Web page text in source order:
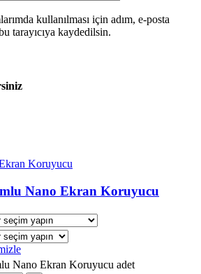
kullanılması için adım, e-posta
tarayıcıya kaydedilsin.
Koruyucu
Nano Ekran Koruyucu
Nano Ekran Koruyucu adet